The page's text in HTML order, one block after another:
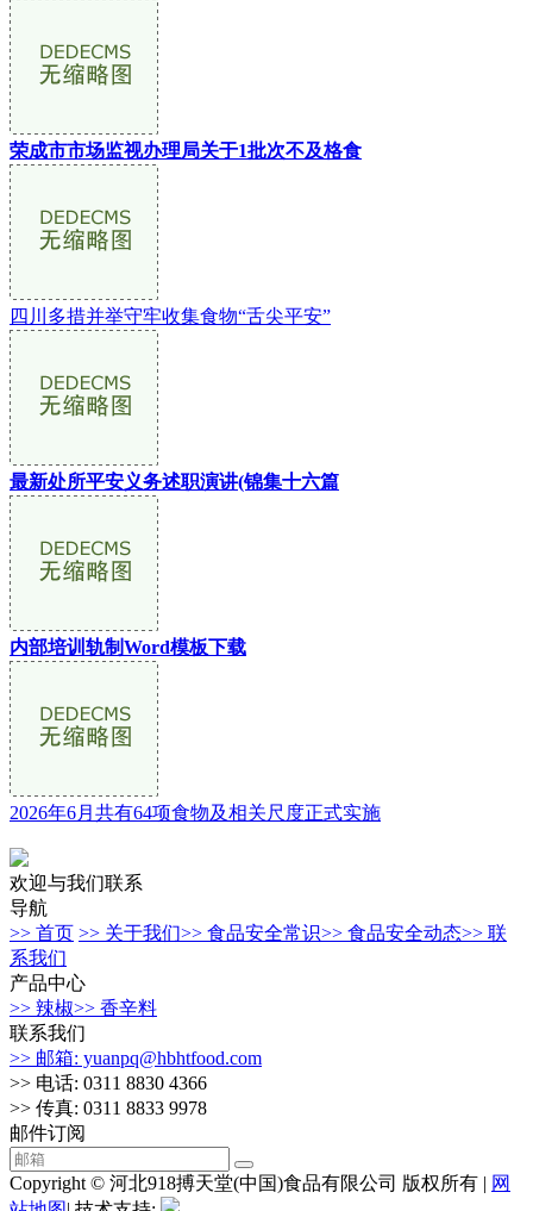
荣成市市场监视办理局关于1批次不及格食
四川多措并举守牢收集食物“舌尖平安”
最新处所平安义务述职演讲(锦集十六篇
内部培训轨制Word模板下载
2026年6月共有64项食物及相关尺度正式实施
欢迎与我们联系
导航
>> 首页 >> 关于我们>> 食品安全常识>> 食品安全动态>> 联
系我们
产品中心
>> 辣椒>> 香辛料
联系我们
>> 邮箱: yuanpq@hbhtfood.com
>> 电话: 0311 8830 4366
>> 传真: 0311 8833 9978
邮件订阅
Copyright © 河北918搏天堂(中国)食品有限公司 版权所有 | 网